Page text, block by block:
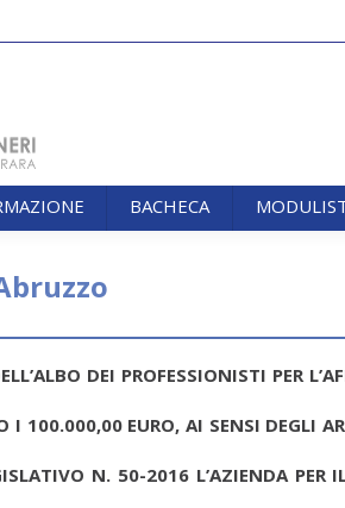
BACHECA
DEI PROFESSIONISTI PER
I 100.000,00 EURO, AI SENSI DEGLI
N. 50-2016 L’AZIENDA PER